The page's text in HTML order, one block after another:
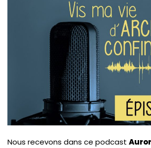
Nous recevons dans ce podcast